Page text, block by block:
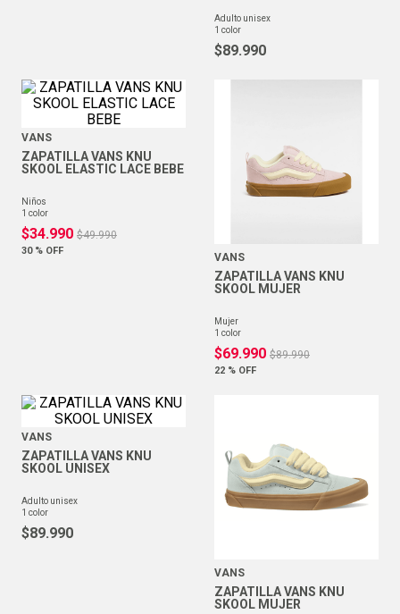
adulto unisex
1 color
$89.990
VANS
ZAPATILLA VANS KNU
SKOOL ELASTIC LACE BEBE
niños
1 color
$34.990 $49.990
30 % OFF
VANS
ZAPATILLA VANS KNU
SKOOL MUJER
mujer
1 color
$69.990 $89.990
22 % OFF
VANS
ZAPATILLA VANS KNU
SKOOL UNISEX
adulto unisex
1 color
$89.990
VANS
ZAPATILLA VANS KNU
SKOOL MUJER